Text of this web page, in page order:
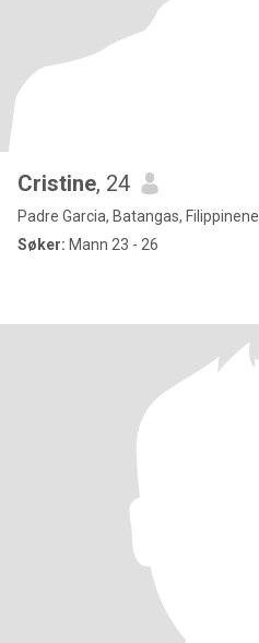
Cristine, 24
Padre Garcia, Batangas, Filippinene
Søker: Mann 23 - 26